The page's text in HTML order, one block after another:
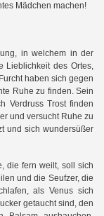
Mädchen machen!
in welchem in der
Lieblichkeit des Ortes,
haben sich gegen
Ruhe zu finden. Sein
Verdruss Trost finden
und versucht Ruhe zu
und sich wundersüßer
die fern weilt, soll sich
und die Seufzer, die
als Venus sich
getaucht sind, den